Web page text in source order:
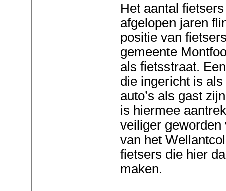
Het aantal
afgelopen jaren
positie van
gemeente
als fietsstraat.
die ingericht is
auto’s als gast
is hiermee
veiliger
van het
fietsers die hier
maken.